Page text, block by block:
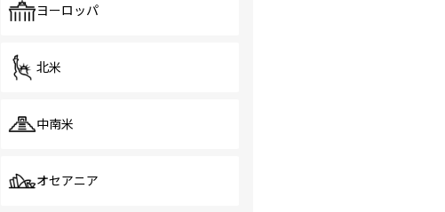
ヨーロッパ
北米
中南米
オセアニア